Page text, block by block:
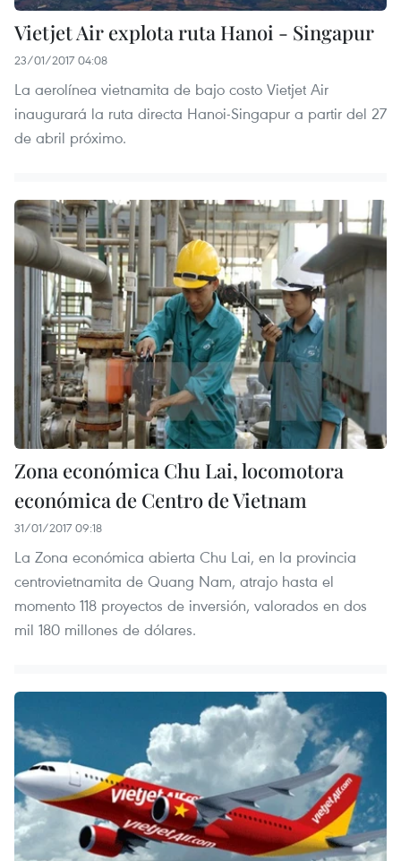
Vietjet Air explota ruta Hanoi - Singapur
23/01/2017 04:08
La aerolínea vietnamita de bajo costo Vietjet Air
inaugurará la ruta directa Hanoi-Singapur a partir del 27
de abril próximo.
Zona económica Chu Lai, locomotora
económica de Centro de Vietnam
31/01/2017 09:18
La Zona económica abierta Chu Lai, en la provincia
centrovietnamita de Quang Nam, atrajo hasta el
momento 118 proyectos de inversión, valorados en dos
mil 180 millones de dólares.